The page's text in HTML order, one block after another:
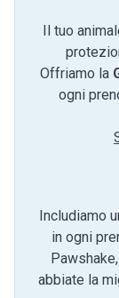
Il tuo
Offriamo la
ogni
Includiamo
in ogni
abbiate la